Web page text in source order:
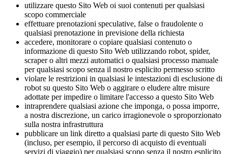
utilizzare questo Sito Web oi suoi contenuti per qualsiasi
scopo commerciale
effettuare prenotazioni speculative, false o fraudolente o
qualsiasi prenotazione in previsione della richiesta
accedere, monitorare o copiare qualsiasi contenuto o
informazione di questo Sito Web utilizzando robot, spider,
scraper o altri mezzi automatici o qualsiasi processo manuale
per qualsiasi scopo senza il nostro esplicito permesso scritto
violare le restrizioni in qualsiasi le intestazioni di esclusione di
robot su questo Sito Web o aggirare o eludere altre misure
adottate per impedire o limitare l'accesso a questo Sito Web
intraprendere qualsiasi azione che imponga, o possa imporre,
a nostra discrezione, un carico irragionevole o sproporzionato
sulla nostra infrastruttura
pubblicare un link diretto a qualsiasi parte di questo Sito Web
(incluso, per esempio, il percorso di acquisto di eventuali
servizi di viaggio) per qualsiasi scopo senza il nostro esplicito